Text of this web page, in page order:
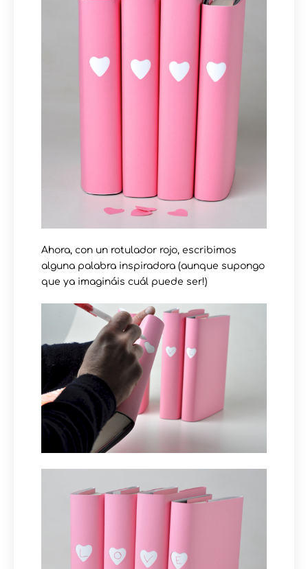
Ahora, con un rotulador rojo, escribimos
alguna palabra inspiradora (aunque supongo
que ya imagináis cuál puede ser!)